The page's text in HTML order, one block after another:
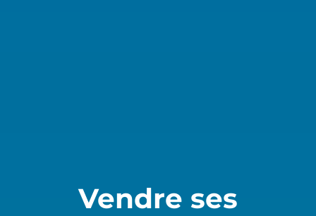
Vendre ses